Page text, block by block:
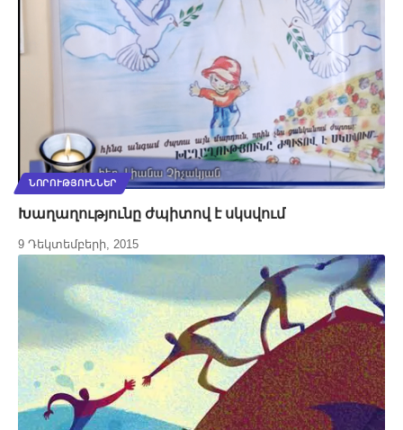
ՆՈՐՈՒԹՅՈՒՆՆԵՐ
Խաղաղությունը ժպիտով է սկսվում
9 Դեկտեմբերի, 2015